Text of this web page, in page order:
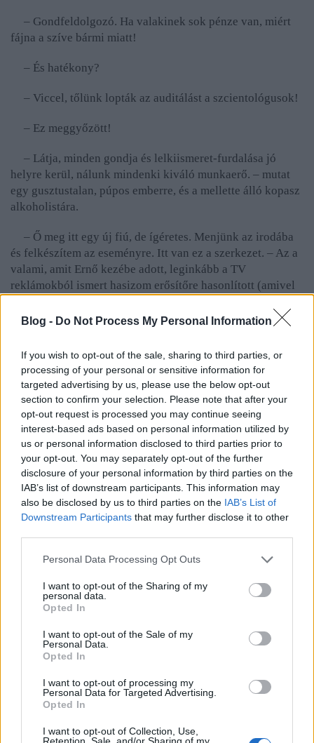
Blog - Do Not Process My Personal Information
If you wish to opt-out of the sale, sharing to third parties, or
processing of your personal or sensitive information for
targeted advertising by us, please use the below opt-out
section to confirm your selection. Please note that after your
opt-out request is processed you may continue seeing
interest-based ads based on personal information utilized by
us or personal information disclosed to third parties prior to
your opt-out. You may separately opt-out of the further
disclosure of your personal information by third parties on the
IAB’s list of downstream participants. This information may
also be disclosed by us to third parties on the IAB’s List of
Downstream Participants that may further disclose it to other
Please note that this website/app uses one or more Google
not limited to your visit or usage behaviour. You may click to
grant or deny consent to Google and its third-party tags to
use your data for below specified purposes in below Google
consent section.
Personal Data Processing Opt Outs
I want to opt-out of the Sharing of my
personal data.
Opted In
I want to opt-out of the Sale of my
Personal Data.
Opted In
I want to opt-out of processing my
Personal Data for Targeted Advertising.
Opted In
I want to opt-out of Collection, Use,
Retention, Sale, and/or Sharing of my
– Gondfeldolgozó. Ha valakinek sok pénze van, miért
fájna a szíve bármi miatt!
– És hatékony?
– Viccel, tőlünk lopták az auditálást a szcientológusok!
– Ez meggyőzött!
– Látja, minden gondja és lelkiismeret-furdalása jó
helyre kerül, nálunk mindenki kiváló munkaerő. – mutat
egy gusztustalan, púpos emberre, és a mellette álló kopasz
alkoholistára.
– Ő meg itt egy új fiú, de ígéretes. Menjünk az irodába
és felkészítem az eseményre. Itt van ez a szerkezet. – Az a
valami, amit Ernő kezébe adott, leginkább a TV
reklámokból ismert hasizom erősítőre hasonlított (amivel
csillogott.
– Ne aggódjon, sokszorosan tesztelt!
– És többszörösen is elvégezhető, ha véletlenül…
A Kobold nevetésben tört ki.
– Akárhányszor. Most üljön le szépen, tartsa a gépet a
szívéhez, sötétben lesz, így könnyebb a rossz dolgokra
koncentrálni, aztán lesz egy nagy villanás, és az ön
lelkiismerete tiszta.
módon végigfussanak az események.
– Hát ez nagyon jó, nem érzek bűntudatot; úgy érzem,
bármit megtehetek – mondta az esemény után.
– Nana… az új rossz tettek megint csak bántani fogják.
Ki akarja próbálni?
– Jó lenne!
fiút –mondja a legnagyobb természetességgel. – Kvázi! –